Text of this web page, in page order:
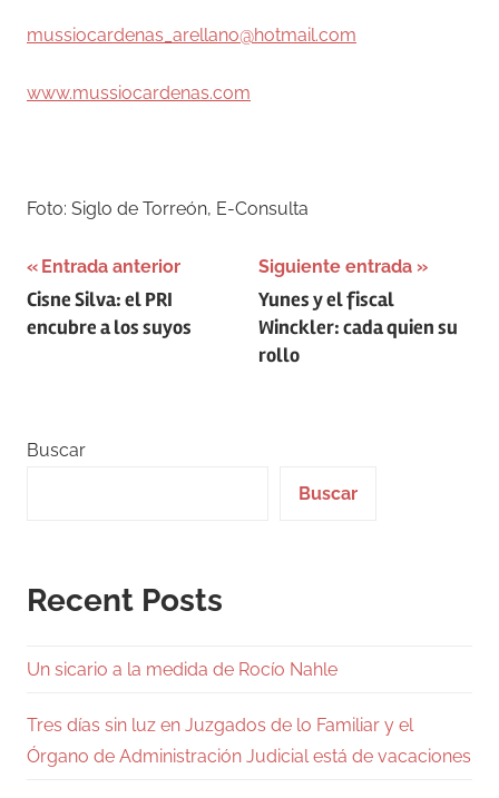
mussiocardenas_arellano@hotmail.com
www.mussiocardenas.com
Foto: Siglo de Torreón, E-Consulta
Navegación
de
Entrada anterior
Cisne Silva: el PRI
encubre a los suyos
Siguiente entrada
Yunes y el fiscal
Winckler: cada quien su
rollo
Buscar
Buscar
Recent Posts
Un sicario a la medida de Rocío Nahle
Tres días sin luz en Juzgados de lo Familiar y el
Órgano de Administración Judicial está de vacaciones